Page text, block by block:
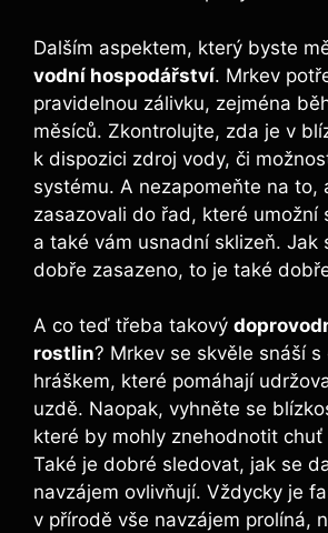
Dalším aspektem, který byste
vodní hospodářství. Mrkev
pravidelnou zálivku, zejména
měsíců. Zkontrolujte, zda je v
k dispozici zdroj vody, či
systému. A nezapomeňte na to,
zasazovali do řad, které umožní
a také vám usnadní sklizeň. Jak
dobře zasazeno, to je také
A co teď třeba takový
rostlin? Mrkev se skvěle snáší
hráškem, které pomáhají
uzdě. Naopak, vyhněte se
které by mohly znehodnotit chuť
Také je dobré sledovat, jak se
navzájem ovlivňují. Vždycky je
v přírodě vše navzájem prolíná,